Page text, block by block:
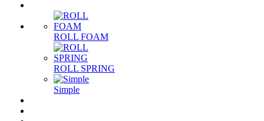
ROLL FOAM
ROLL SPRING
Simple